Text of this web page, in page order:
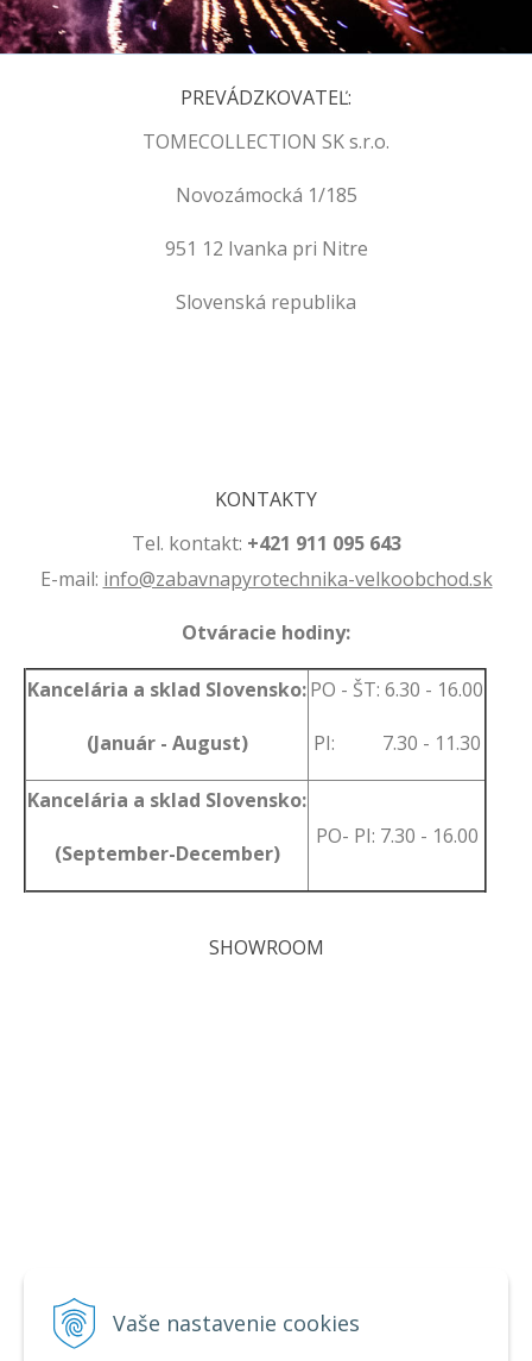
Vaše nastavenie cookies
PREVÁDZKOVATEĽ:
TOMECOLLECTION SK s.r.o.
Novozámocká 1/185
951 12 Ivanka pri Nitre
Slovenská republika
KONTAKTY
Tel. kontakt: +421 911 095 643
E-mail: info@zabavnapyrotechnika-velkoobchod.sk
Otváracie hodiny:
Kancelária a sklad Slovensko:
(Január - August)
PO - ŠT: 6.30 - 16.00
PI: 7.30 - 11.30
Kancelária a sklad Slovensko:
(September-December)
PO- PI: 7.30 - 16.00
SHOWROOM